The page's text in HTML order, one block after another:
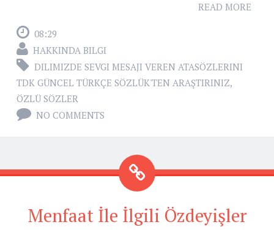
READ MORE
08:29
HAKKINDA BILGI
DILIMIZDE SEVGI MESAJI VEREN ATASÖZLERINI
TDK GÜNCEL TÜRKÇE SÖZLÜK'TEN ARAŞTIRINIZ,
ÖZLÜ SÖZLER
NO COMMENTS
Menfaat İle İlgili Özdeyişler